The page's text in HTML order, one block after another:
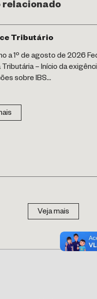
relacionado
Tributário
a 1º de agosto de 2026
– Início da
sobre IBS...
Veja mais